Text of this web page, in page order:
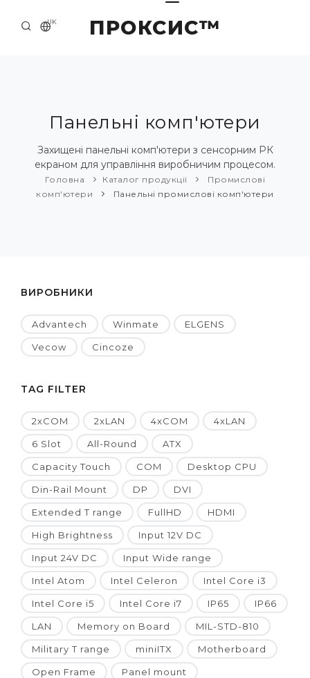
ПРОКСИС™
UK
ПРО НАС
ПРИКЛАДИ ТА РІШЕННЯ
КАТАЛОГ ПРОДУКЦІЇ
Панельні комп'ютери
Захищені панельні комп'ютери з сенсорним РК
екраном для управління виробничим процесом.
Головна Каталог продукції
Промислові
комп'ютери
Панельні промислові комп'ютери
ВИРОБНИКИ
Advantech Winmate ELGENS
Vecow Cincoze
TAG FILTER
2xCOM 2xLAN 4xCOM 4xLAN
6 Slot All-Round ATX
Capacity Touch COM Desktop CPU
Din-Rail Mount DP DVI
Extended T range FullHD HDMI
High Brightness Input 12V DC
Input 24V DC Input Wide range
Intel Atom Intel Celeron Intel Core i3
Intel Core i5 Intel Core i7 IP65 IP66
LAN Memory on Board MIL-STD-810
Military T range miniITX Motherboard
Open Frame Panel mount